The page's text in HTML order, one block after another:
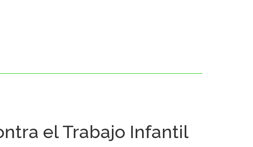
el Trabajo Infantil